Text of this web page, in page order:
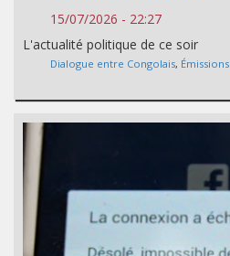
15/07/2026 - 22:27
L'actualité politique de ce soir
Dialogue entre Congolais, Émissions